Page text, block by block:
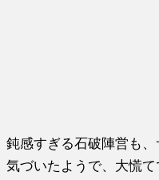
鈍感すぎる石破陣営も
気づいたようで、大慌